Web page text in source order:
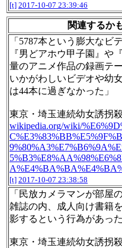
[t] 2017-10-07 23:39:46
関連するか
「5787本という膨大なビ
『男どアホウ甲子園』や
量のアニメ作品の録画テ
いかがわしいビデオや幼
は44本に過ぎなかった」
東京・埼玉連続幼女誘拐
wikipedia.org/wiki/
[t] 2017-10-07 23:38:58
「民放カメラマンが部屋
雑誌の内、成人向け書籍
影するという行為があった
東京・埼玉連続幼女誘拐